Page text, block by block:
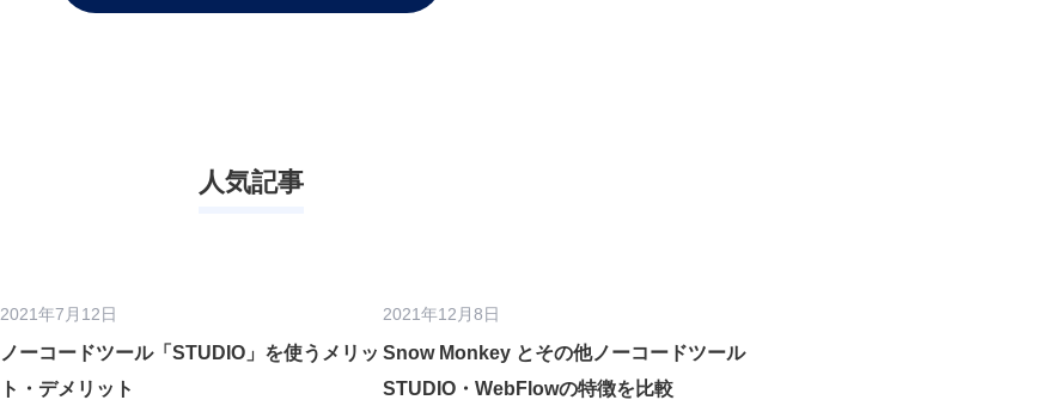
人気記事
2021年7月12日
ノーコードツール「STUDIO」を使うメリッ
ト・デメリット
2021年12月8日
Snow Monkey とその他ノーコードツール
STUDIO・WebFlowの特徴を比較